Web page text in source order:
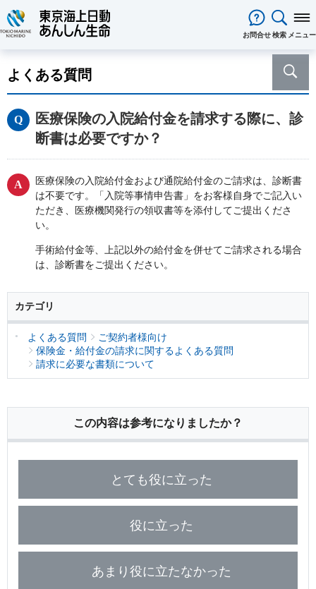
お問合せ検索 メニュー
保険商品から選ぶ
心配ごとから選ぶ
保険の基礎知識
インターネットでご加入いただけ
る保険商品
法人向け保険商品
ご相談・ご契約の流れ 申込方法の違い
資料請求
医療保険
メディカルＫｉｔ ＮＥＯ
あんしん治療サポート保険
あんしん治療サポート保険R
メディカルＫｉｔエール
メディカルＫｉｔエールＲ
がん保険
あんしんがん治療保険
がん診断保険Ｒ
死亡保険（終身保険・定期保険）
長生き支援終身
スマートあんしん定期
あんしん定期エール
あんしん終身エール
定期保険
家計保障・就業不能保障
家計保障定期保険ＮＥＯ
あんしん就業不能保障保険
介護年金保険
あんしんねんきん介護
5年ごと利差配当付こども保険
個人年金保険
個人年金保険
ご契約者様
ご契約者様TOPへ
東京海上日動マイページのご案内
各種お手続き
保険金・給付金・満期金・年金等
契約内容／登録情報の確認・変更
契約者貸付の利用・返済
保障内容の見直し・契約の解約
保険料支払方法の変更
保険証券・控除証明書の発行・再
手続き
ライフイベントごとのお手続き
急な資金が必要なとき
結婚するとき
保険料の支払いが困難なとき
子どもが独立・就職するとき
法人のお客様
法人のお客様TOPへ
な準備とは？
従業員の皆様向け商品
あんしん生命
東京海上グループについて
会社情報
お客様をがんからお守りする運動
サステナビリティ
採用情報
あんしん解体新書
CMギャラリー・キャラクター紹介
資料請求
お問い合わせ
よくある質問
保険用語集
東京海上ホールディングス
よくある質問
医療保険の入院給付金を請求する際に、診
断書は必要ですか？
医療保険の入院給付金および通院給付金のご請求は、診断書
は不要です。「入院等事情申告書」をお客様自身でご記入い
ただき、医療機関発行の領収書等を添付してご提出くださ
い。
手術給付金等、上記以外の給付金を併せてご請求される場合
は、診断書をご提出ください。
カテゴリ
よくある質問
ご契約者様向け
保険金・給付金の請求に関するよくある質問
請求に必要な書類について
この内容は参考になりましたか？
とても役に立った
役に立った
あまり役に立たなかった